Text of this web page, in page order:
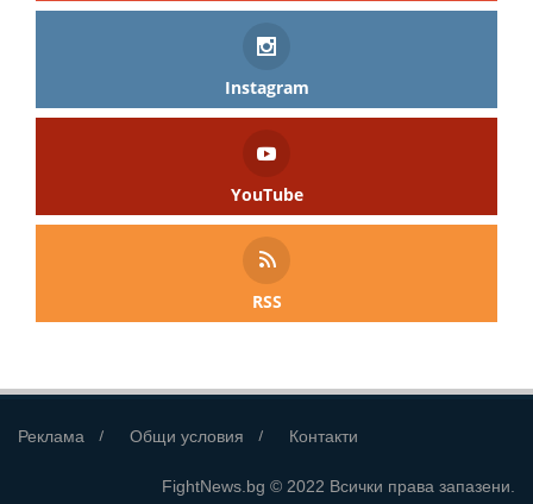
Instagram
YouTube
RSS
Реклама Общи условия Контакти
FightNews.bg © 2022 Всички права запазени.